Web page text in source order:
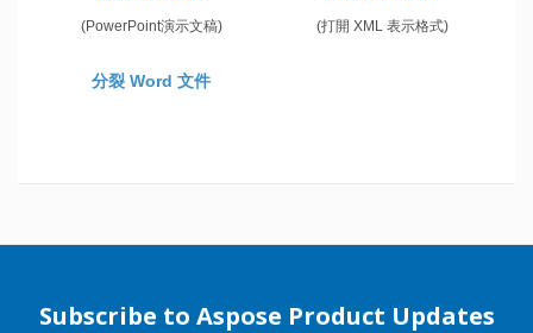
(PowerPoint演示文稿) (打開 XML 表示格式)
分裂 Word 文件
Subscribe to Aspose Product Updates